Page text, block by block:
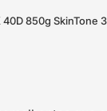
40D 850g SkinTone